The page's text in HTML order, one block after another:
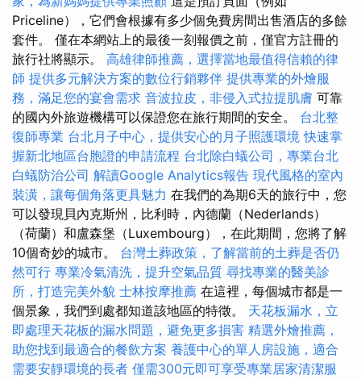
Priceline），它們會根據有多少個免費房間出售酒店的多餘
套件。 僅在本網站上的最後一刻報價之前，僅官方註冊的
旅行社將顯示。 高雄律師推薦，選擇當地最值得信賴的律
師 提供多元解決方案的數位行銷夥伴 提供專業的外燴服
務，滿足您的宴會需求 音波拉皮，非侵入式拉提肌膚 可靠
的國內外旅遊機構可以保證您在旅行期間的安全。 台北整
復師專業 台北月子中心，提供安心的月子照護環境 快速掌
握新北地區台胞證的申請流程 台北除白蟻公司，專業台北
白蟻防治公司 解讀Google Analytics報告 現代風格的室內
裝潢，讓每個角落更具魅力 在我們的為期6天的旅行中，您
可以發現貝內克斯州，比利時，內德蘭（Nederlands）
（荷蘭）和盧森堡（Luxembourg），在此期間，您將了解
10個奇妙的城市。 台灣土葬政策，了解當前的土葬是否仍
然可行 專業冷氣清洗，提升空氣品質 尋找專業的醫美診
所，打造完美外貌 士林按摩推薦 在這裡，每個城市都是一
個景象，我們到處都知道該地區的特徵。 天花板漏水，立
即處理天花板的漏水問題，避免更多損害 精選外燴推薦，
助您找到最適合的餐飲方案 養護中心的單人房設施，適合
需要安靜環境的長者 僅需300元即可享受專業居家清潔服